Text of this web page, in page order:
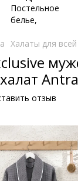
Халаты для
отзыв